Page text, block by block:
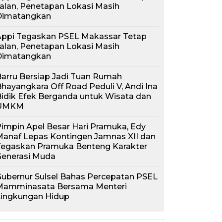
Penetapan Lokasi Masih
Tegaskan PSEL Makassar Tetap
Penetapan Lokasi Masih
Bersiap Jadi Tuan Rumah
Off Road Peduli V, Andi Ina
Efek Berganda untuk Wisata dan
Apel Besar Hari Pramuka, Edy
Lepas Kontingen Jamnas XII dan
Pramuka Benteng Karakter
Muda
Sulsel Bahas Percepatan PSEL
Bersama Menteri
Hidup